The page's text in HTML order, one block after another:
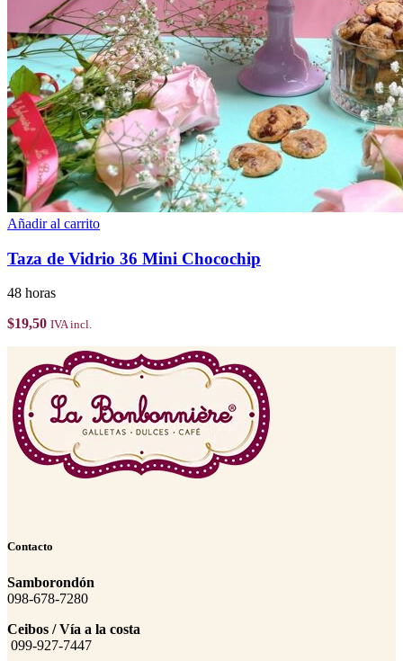
Añadir al carrito
Taza de Vidrio 36 Mini Chocochip
48 horas
$19,50 IVA incl.
Contacto
Samborondón
098-678-7280
Ceibos / Vía a la costa
099-927-7447